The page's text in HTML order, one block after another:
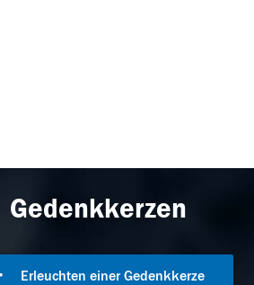
Gedenkkerzen
Erleuchten einer Gedenkkerze